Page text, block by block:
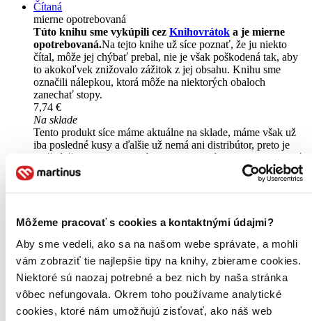
Môžeme pracovať s cookies a kontaktnými údajmi?
Aby sme vedeli, ako sa na našom webe správate, a mohli
vám zobraziť tie najlepšie tipy na knihy, zbierame cookies.
Niektoré sú naozaj potrebné a bez nich by naša stránka
vôbec nefungovala. Okrem toho používame analytické
cookies, ktoré nám umožňujú zisťovať, ako náš web
Čítaná
mierne opotrebovaná
Túto knihu sme vykúpili cez Knihovrátok a je mierne
opotrebovaná.Na tejto knihe už síce poznať, že ju niekto
čítal, môže jej chýbať prebal, nie je však poškodená tak, aby
to akokoľvek znižovalo zážitok z jej obsahu. Knihu sme
označili nálepkou, ktorá môže na niektorých obaloch
zanechať stopy.
7,74 €
Na sklade
Tento produkt síce máme aktuálne na sklade, máme však už
iba posledné kusy a ďalšie už nemá ani distribútor, preto je
možné, že bude onedlho úplne vypredaný. Ak ho chcete mať,
ponáhľajte sa!
Knihapevná väzba s prebalom
Ach, mrzí nás to, z tejto knihy sa už predali všetky výtlačky a
môžete mať šťastie v niektorých iných obchodoch, ktoré ešte
nepredali posledné kusy.
Pridať do zoznamu
EPUB
8,00 €
Ihneď na stiahnutie